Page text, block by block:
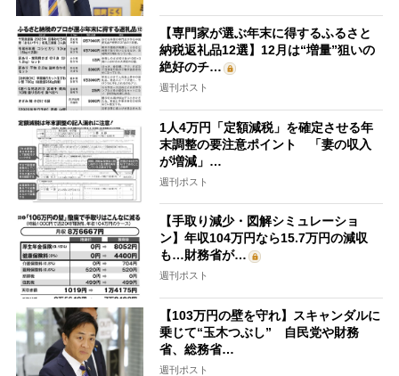
【専門家が選ぶ年末に得するふるさと
納税返礼品12選】12月は“増量”狙いの
絶好のチ…
週刊ポスト
1人4万円「定額減税」を確定させる年
末調整の要注意ポイント 「妻の収入
が増減」…
週刊ポスト
【手取り減少・図解シミュレーショ
ン】年収104万円なら15.7万円の減収
も…財務省が…
週刊ポスト
【103万円の壁を守れ】スキャンダルに
乗じて“玉木つぶし” 自民党や財務
省、総務省…
週刊ポスト